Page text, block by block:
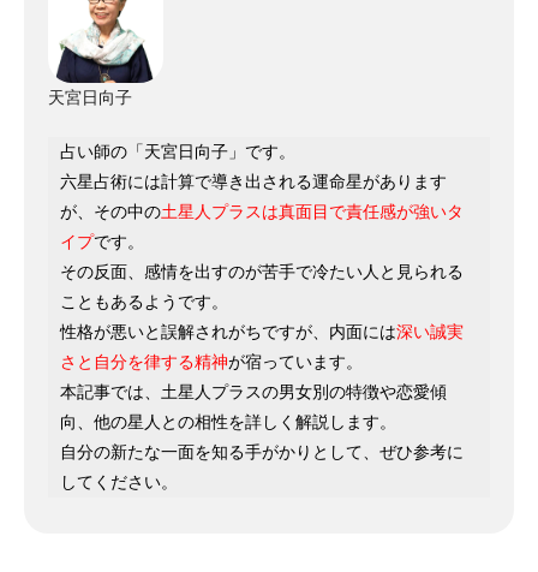
天宮日向子
占い師の「天宮日向子」です。
六星占術には計算で導き出される運命星があります
が、その中の土星人プラスは真面目で責任感が強いタ
イプです。
その反面、感情を出すのが苦手で冷たい人と見られる
こともあるようです。
性格が悪いと誤解されがちですが、内面には深い誠実
さと自分を律する精神が宿っています。
本記事では、土星人プラスの男女別の特徴や恋愛傾
向、他の星人との相性を詳しく解説します。
自分の新たな一面を知る手がかりとして、ぜひ参考に
してください。